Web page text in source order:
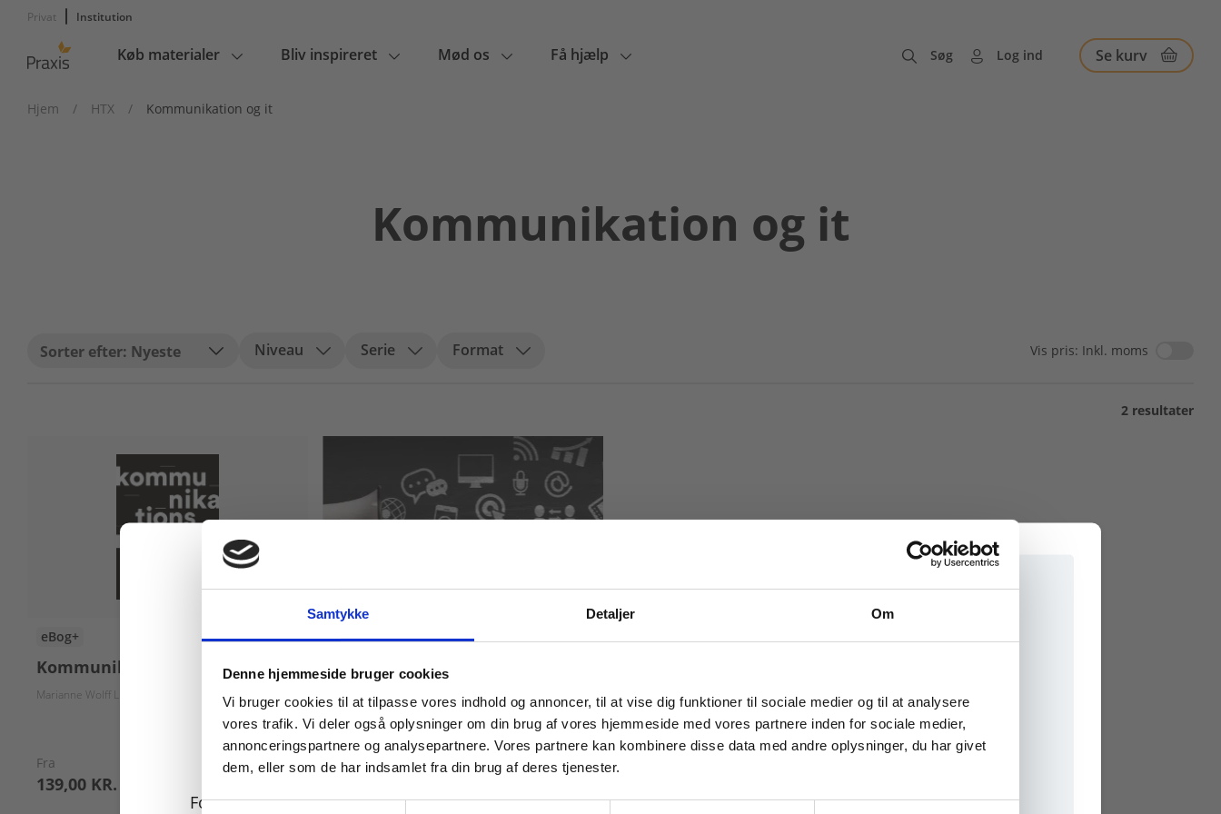
Samtykke Detaljer Om
Denne hjemmeside bruger cookies
Vi bruger cookies til at tilpasse vores indhold og annoncer, til at vise dig funktioner til sociale medier og til at analysere
vores trafik. Vi deler også oplysninger om din brug af vores hjemmeside med vores partnere inden for sociale medier,
annonceringspartnere og analysepartnere. Vores partnere kan kombinere disse data med andre oplysninger, du har givet
dem, eller som de har indsamlet fra din brug af deres tjenester.
Samtykkevalg
Privat Institution
Main
Køb materialer Bliv inspireret Mød os Få hjælp Søg Log ind Se kurv
Hjem / HTX / Kommunikation og it
Kommunikation og it
Nyeste Niveau Serie Format Vis pris: Inkl. moms
2 resultater
eBog+
Kommunikationsmodeller
Marianne Wolff Lundholdt Per Krogh Hansen
Fra
139,00 KR.
Digitale Læremidler
Fagpakke til kommunikation og
Pris
Køb læremidler og find masterclasses mm.
For privatkunder og
For institutioner og
Tilgå dine onlinematerialer